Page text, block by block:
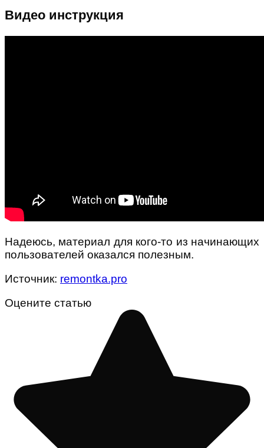
Видео инструкция
Надеюсь, материал для кого-то из начинающих
пользователей оказался полезным.
Источник: remontka.pro
Оцените статью